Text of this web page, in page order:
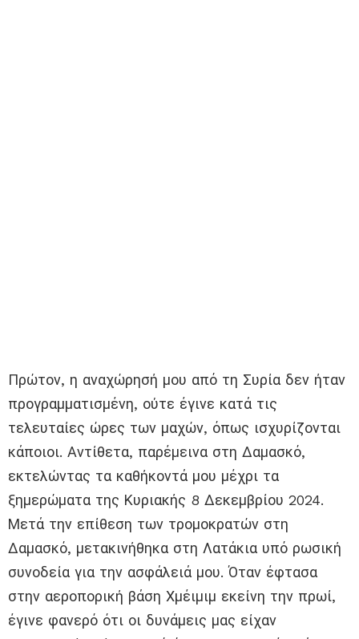
Πρώτον, η αναχώρησή μου από τη Συρία δεν ήταν
προγραμματισμένη, ούτε έγινε κατά τις
τελευταίες ώρες των μαχών, όπως ισχυρίζονται
κάποιοι. Αντίθετα, παρέμεινα στη Δαμασκό,
εκτελώντας τα καθήκοντά μου μέχρι τα
ξημερώματα της Κυριακής 8 Δεκεμβρίου 2024.
Μετά την επίθεση των τρομοκρατών στη
Δαμασκό, μετακινήθηκα στη Λατάκια υπό ρωσική
συνοδεία για την ασφάλειά μου. Όταν έφτασα
στην αεροπορική βάση Χμέιμιμ εκείνη την πρωί,
έγινε φανερό ότι οι δυνάμεις μας είχαν